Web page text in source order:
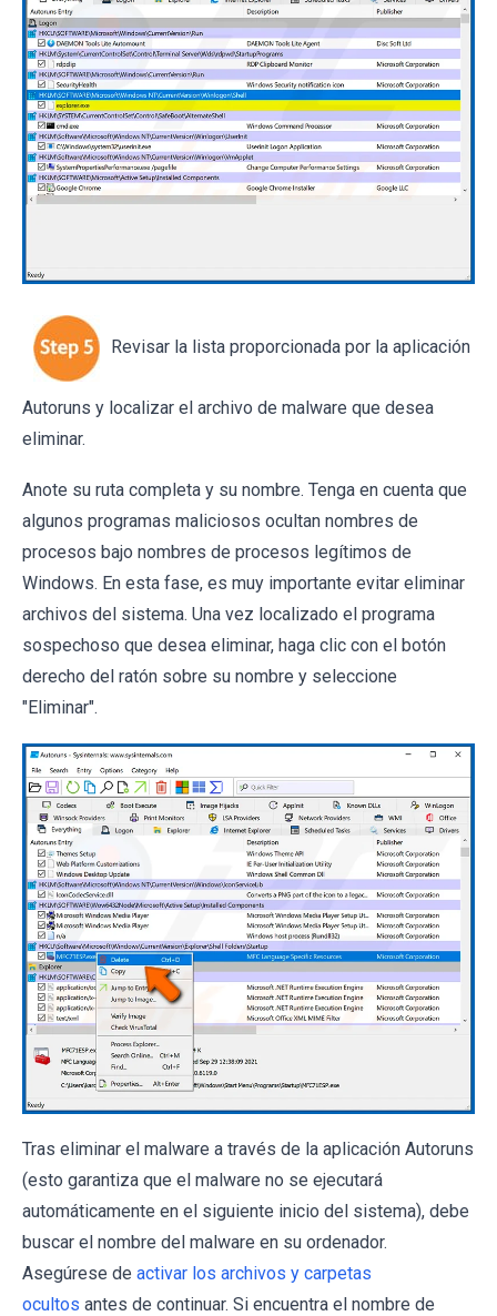
Revisar la lista proporcionada por la aplicación
Autoruns y localizar el archivo de malware que desea
eliminar.
Anote su ruta completa y su nombre. Tenga en cuenta que
algunos programas maliciosos ocultan nombres de
procesos bajo nombres de procesos legítimos de
Windows. En esta fase, es muy importante evitar eliminar
archivos del sistema. Una vez localizado el programa
sospechoso que desea eliminar, haga clic con el botón
derecho del ratón sobre su nombre y seleccione
"Eliminar".
Tras eliminar el malware a través de la aplicación Autoruns
(esto garantiza que el malware no se ejecutará
automáticamente en el siguiente inicio del sistema), debe
buscar el nombre del malware en su ordenador.
Asegúrese de activar los archivos y carpetas
ocultos antes de continuar. Si encuentra el nombre de